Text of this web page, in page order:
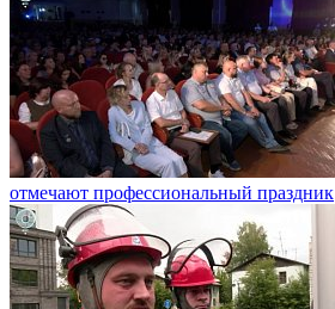
отмечают профессиональный праздник